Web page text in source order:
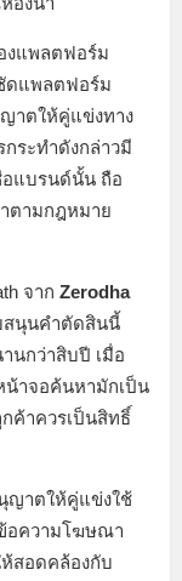
งแพลตฟอร์ม
ดแพลตฟอร์ม
าตให้คู่แข่งทาง
ระทำดังกล่าวมี
อแบรนด์นั้น ถือ
าตามกฎหมาย
จาก Zerodha
สนุนคำตัดสินนี้
นกว่าสิบปี เมื่อ
าจอค้นหามักเป็น
ค้าควรเป็นสิทธิ์
ญาตให้คู่แข่งใช้
อความโฆษณา
สอดคล้องกับ